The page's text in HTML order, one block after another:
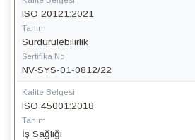
ISO 20121:2021
Tanım
Sürdürülebilirlik
Sertifika No
NV-SYS-01-0812/22
Kalite Belgesi
ISO 45001:2018
Tanım
İş Sağlığı